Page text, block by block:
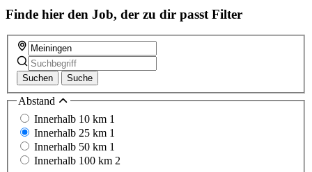
Finde hier den Job, der zu dir passt Filter
Suchen Suche
Abstand
Innerhalb 10 km 1
Innerhalb 25 km 1
Innerhalb 50 km 1
Innerhalb 100 km 2